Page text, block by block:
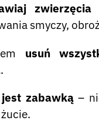
zwierzęcia
smyczy,
usuń
.
zabawką–